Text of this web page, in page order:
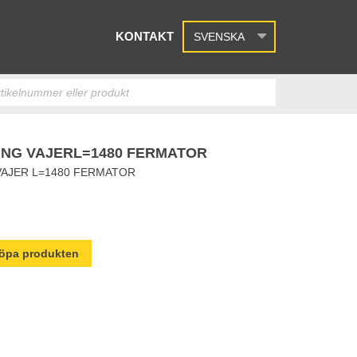
KONTAKT SVENSKA
VAJERL=1480 FERMATOR
L=1480 FERMATOR
produkten